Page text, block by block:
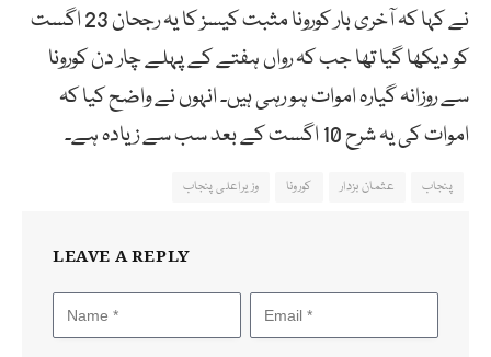
نے کہا کہ آخری بار کورونا مثبت کیسز کا یہ رجحان 23 اگست
کو دیکھا گیا تھا جب کہ رواں ہفتے کے پہلے چار دن کورونا
سے روزانہ گیارہ اموات ہو رہی ہیں۔ انہوں نے واضح کیا کہ
اموات کی یہ شرح 10 اگست کے بعد سب سے زیادہ ہے۔
پنجاب عثمان بزدار کورونا وزیراعلی پنجاب
LEAVE A REPLY